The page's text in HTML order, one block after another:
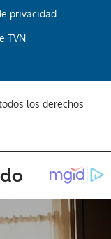
privacidad
TVN
los derechos